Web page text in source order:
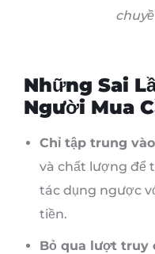
Những Sai
Người Mua
Chỉ tập trung
và chất lượng để
tác dụng ngược
tiền.
Bỏ qua lượt truy